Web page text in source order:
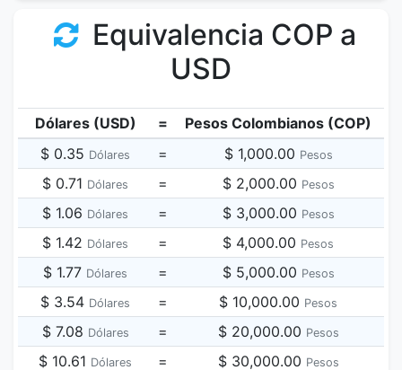
Equivalencia COP a
USD
Dólares (USD) =
Pesos Colombianos (COP)
$ 0.35 Dólares = $ 1,000.00 Pesos
$ 0.71 Dólares = $ 2,000.00 Pesos
$ 1.06 Dólares = $ 3,000.00 Pesos
$ 1.42 Dólares = $ 4,000.00 Pesos
$ 1.77 Dólares = $ 5,000.00 Pesos
$ 3.54 Dólares = $ 10,000.00 Pesos
$ 7.08 Dólares = $ 20,000.00 Pesos
$ 10.61 Dólares = $ 30,000.00 Pesos